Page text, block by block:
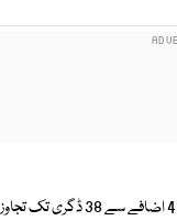
محکمہ موسمیات ارلی وارننگ سینٹر پیش گوئی کے